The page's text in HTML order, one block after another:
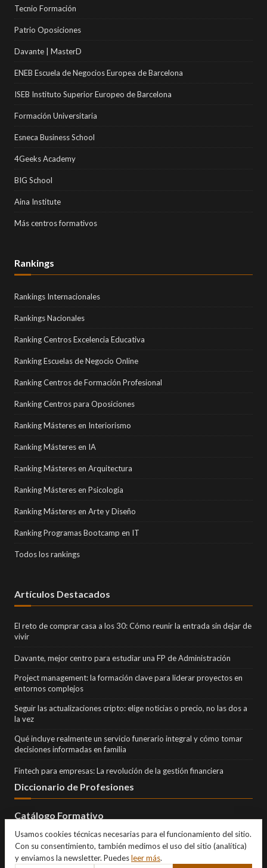
Tecnio Formación
Patrio Oposiciones
Davante | MasterD
ENEB Escuela de Negocios Europea de Barcelona
ISEB Instituto Superior Europeo de Barcelona
Formación Universitaria
Esneca Business School
4Geeks Academy
BIG School
Aina Institute
Más centros formativos
Rankings
Rankings Internacionales
Rankings Nacionales
Ranking Centros Excelencia Educativa
Ranking Escuelas de Negocio Online
Ranking Centros de Formación Profesional
Ranking Centros para Oposiciones
Ranking Másteres en Interiorismo
Ranking Másteres en IA
Ranking Másteres en Arquitectura
Ranking Másteres en Psicología
Ranking Másteres en Arte y Diseño
Ranking Programas Bootcamp en IT
Todos los rankings
Artículos Destacados
El reto de comprar casa a los 30: Cómo reunir la entrada sin dejar de
vivir
Davante, mejor centro para estudiar una FP de Administración
Project management: la formación clave para liderar proyectos en
entornos complejos
Seguir las actualizaciones cripto: elige noticias o precio, no las dos a
la vez
Qué incluye realmente un servicio funerario integral y cómo tomar
decisiones informadas en familia
Fintech para empresas: La revolución de la gestión financiera
Diccionario de Profesiones
Catálogo Formativo
Usamos cookies técnicas necesarias para el funcionamiento del sitio.
Con su consentimiento, también medimos el uso del sitio (analítica)
y enviamos la newsletter. Puedesleer más.